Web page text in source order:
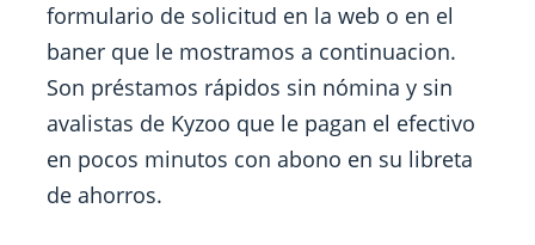
formulario de solicitud en la web o en el
baner que le mostramos a continuacion.
Son préstamos rápidos sin nómina y sin
avalistas de Kyzoo que le pagan el efectivo
en pocos minutos con abono en su libreta
de ahorros.